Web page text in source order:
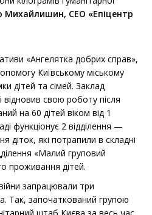
Михайлишин, СЕО «Епіцентр
«Ангелятка добрих справ»,
Київському міському
дітей та сімей. Заклад
свою роботу після
на 60 дітей віком від 1
функціонує 2 відділення —
діток, які потрапили в складні
«Малий груповий
проживання дітей.
запрацювали три
Так, започаткований групою